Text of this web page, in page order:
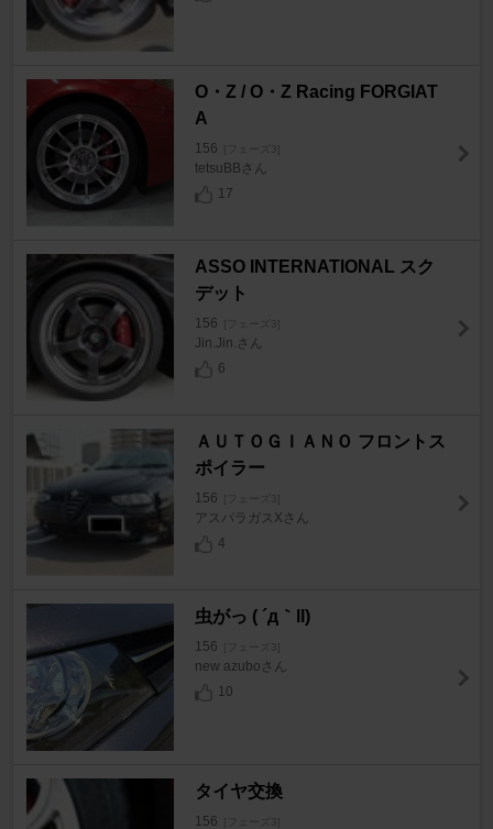
O・Z / O・Z Racing FORGIAT
A
156 [フェーズ3]
tetsuBBさん
17
ASSO INTERNATIONAL スク
デット
156 [フェーズ3]
Jin.Jin.さん
6
ＡＵＴＯＧＩＡＮＯ フロントス
ポイラー
156 [フェーズ3]
アスパラガスXさん
4
虫がっ ( ´д｀ll)
156 [フェーズ3]
new azuboさん
10
タイヤ交換
156 [フェーズ3]